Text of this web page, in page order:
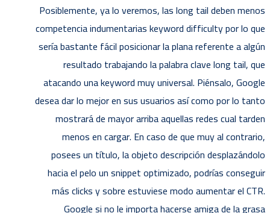
Posiblemente, ya lo veremos, las long tail deben menos
competencia indumentarias keyword difficulty por lo que
serí­a bastante fácil posicionar la plana referente a algún
resultado trabajando la palabra clave long tail, que
atacando una keyword muy universal. Piénsalo, Google
desea dar lo mejor en sus usuarios así­ como por lo tanto
mostrará de mayor arriba aquellas redes cual tarden
menos en cargar. En caso de que muy al contrario,
posees un título, la objeto descripción desplazándolo
hacia el pelo un snippet optimizado, podrías conseguir
más clicks y sobre estuviese modo aumentar el CTR.
Google si no le importa hacerse amiga de la grasa